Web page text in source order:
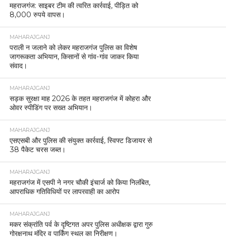
महराजगंज: साइबर टीम की त्वरित कार्रवाई, पीड़ित को
8,000 रुपये वापस।
MAHARAJGANJ
पराली न जलाने को लेकर महराजगंज पुलिस का विशेष
जागरूकता अभियान, किसानों से गांव-गांव जाकर किया
संवाद।
MAHARAJGANJ
सड़क सुरक्षा माह 2026 के तहत महराजगंज में कोहरा और
ओवर स्पीडिंग पर सख्त अभियान।
MAHARAJGANJ
एसएसबी और पुलिस की संयुक्त कार्रवाई, स्विफ्ट डिजायर से
38 पैकेट चरस जब्त।
MAHARAJGANJ
महराजगंज में एसपी ने नगर चौकी इंचार्ज को किया निलंबित,
आपराधिक गतिविधियों पर लापरवाही का आरोप
MAHARAJGANJ
मकर संक्रांति पर्व के दृष्टिगत अपर पुलिस अधीक्षक द्वारा गुरु
गोरक्षनाथ मंदिर व पार्किंग स्थल का निरीक्षण।